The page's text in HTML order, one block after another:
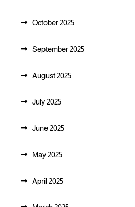
October 2025
September 2025
August 2025
July 2025
June 2025
May 2025
April 2025